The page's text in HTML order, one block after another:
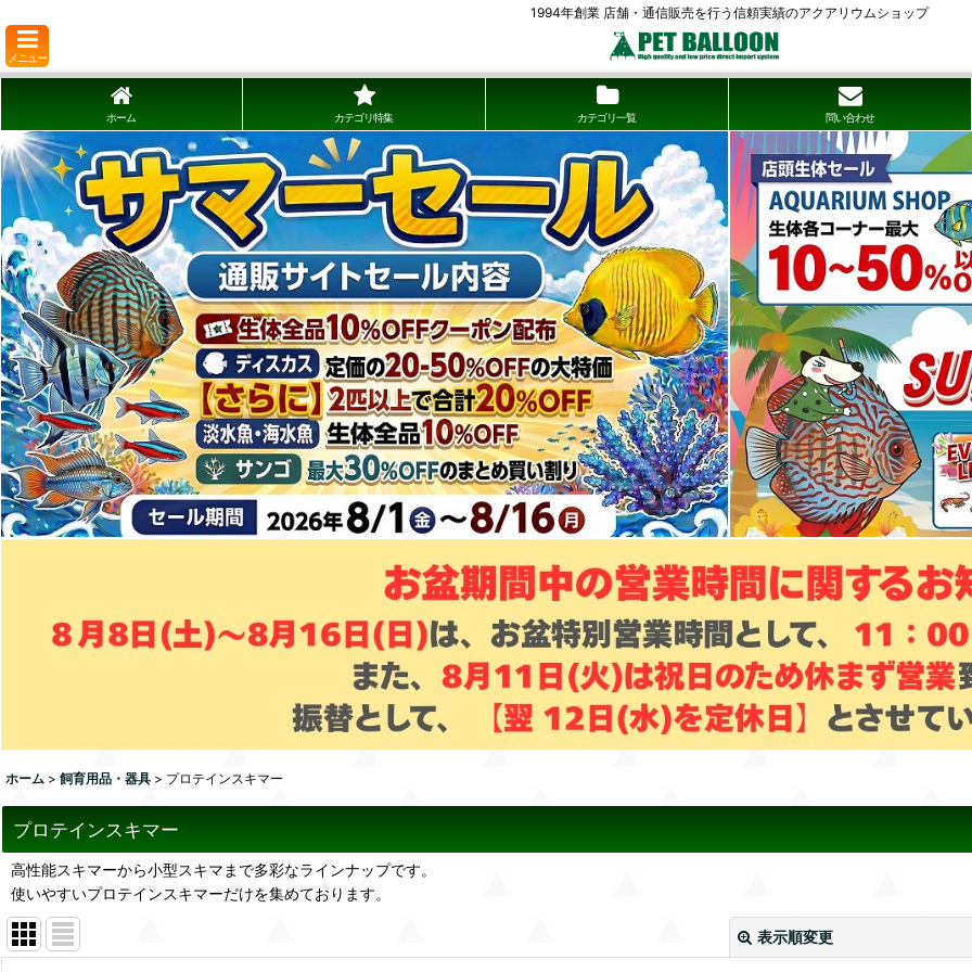
1994年創業 店舗・通信販売を行う信頼実績のアクアリウムショップ
メニュー
ホーム カテゴリ特集 カテゴリ一覧 問い合わせ
ホーム > 飼育用品・器具 > プロテインスキマー
プロテインスキマー
高性能スキマーから小型スキマまで多彩なラインナップです。
使いやすいプロテインスキマーだけを集めております。
表示順変更